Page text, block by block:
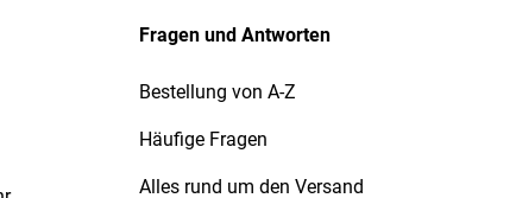
Fragen und Antworten
Bestellung von A-Z
Häufige Fragen
Alles rund um den Versand